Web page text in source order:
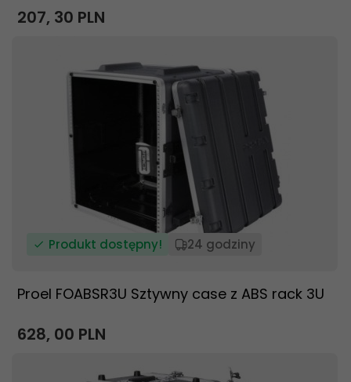
207, 30 PLN
Produkt dostępny! 24 godziny
Proel FOABSR3U Sztywny case z ABS rack 3U
628, 00 PLN